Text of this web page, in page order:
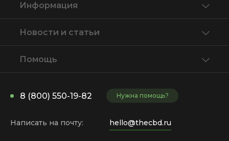
Информация
Новости и статьи
Помощь
8 (800) 550-19-82 Нужна помощь?
Написать на почту: hello@thecbd.ru